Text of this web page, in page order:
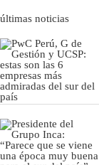
últimas noticias